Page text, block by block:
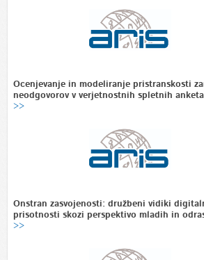
Ocenjevanje in modeliranje pristranskosti
neodgovorov v verjetnostnih spletnih
>>
Onstran zasvojenosti: družbeni vidiki
prisotnosti skozi perspektivo mladih in
>>